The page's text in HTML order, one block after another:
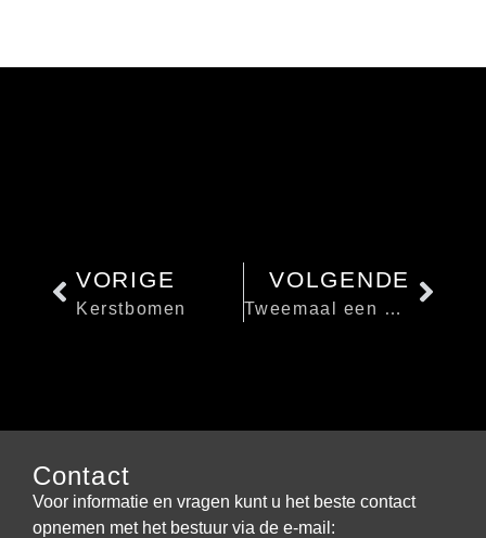
VORIGE
Kerstbomen
VOLGENDE
Tweemaal een Zoover Award Gold 2017
Contact
Voor informatie en vragen kunt u het beste contact
opnemen met het bestuur via de e-mail: